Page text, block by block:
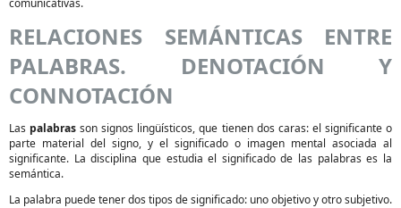
comunicativas.
RELACIONES SEMÁNTICAS ENTRE
PALABRAS. DENOTACIÓN Y
CONNOTACIÓN
Las palabras son signos lingüísticos, que tienen dos caras: el significante o
parte material del signo, y el significado o imagen mental asociada al
significante. La disciplina que estudia el significado de las palabras es la
semántica.
La palabra puede tener dos tipos de significado: uno objetivo y otro subjetivo.